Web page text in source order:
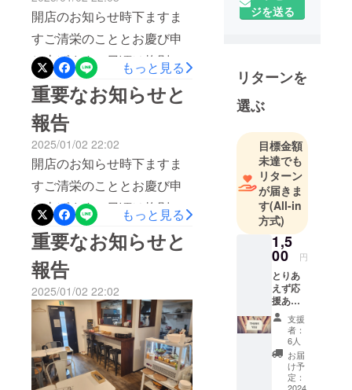
グにご支援して頂いたかた
はもう一度キャンプファイ
ヤーでの内容確認お願いし
ます！皆様にご愛顧いただ
けますよう頑張ってまいり
ます。JR難波付近で犬連れ
オッケーなテラスあり！こ
こで【子供の居場所作り】
子供食堂も開催して行くと
こになりました！ぜひ近く
来た時は寄ってください
ね！って感じで心よりお待
ち申し上げております。ま
ずは略儀ながら書中をもっ
て開店のご挨拶を申し上げ
ます。2025年1月・プレ
オープン5日.7日.9日18時～
グランドオープン
とえに、皆様方のご支援と
お引き立てのおかげと心よ
り厚くお礼申し上げます以
前から進めていた内容など
異なるところがございま
す。クラウドファンディン
グにご支援して頂いたかた
はもう一度キャンプファイ
ヤーでの内容確認お願いし
ます！皆様にご愛顧いただ
けますよう頑張ってまいり
ます。JR難波付近で犬連れ
オッケーなテラスあり！こ
こで【子供の居場所作り】
子供食堂も開催して行くと
こになりました！ぜひ近く
来た時は寄ってください
開店のお知らせ時下ますま
すご清栄のこととお慶び申
し上げます。日頃は格別の
ご愛顧を賜り心より感謝申
し上げます。さて、このた
び、新店舗をオープンする
こととなりましたこれもひ
とえに、皆様方のご支援と
お引き立てのおかげと心よ
り厚くお礼申し上げます以
前から進めていた内容など
異なるところがございま
す。クラウドファンディン
グにご支援して頂いたかた
はもう一度キャンプファイ
ヤーでの内容確認お願いし
ます！皆様にご愛顧いただ
もっと見る
重要なお知らせと
報告
2025/01/02 22:02
開店のお知らせ時下ますま
すご清栄のこととお慶び申
し上げます。日頃は格別の
ご愛顧を賜り心より感謝申
し上げます。さて、このた
び、新店舗をオープンする
こととなりましたこれもひ
とえに、皆様方のご支援と
お引き立てのおかげと心よ
り厚くお礼申し上げます以
前から進めていた内容など
もっと見る
重要なお知らせと
報告
2025/01/02 22:02
頑張ってい
ます。
活動にも前
組んでいま
ジを送る
リターンを
選ぶ
目標金額
未達でも
リターン
が届きま
す(All-in
方式)
1,5
00 円
とりあ
えず応
援あり
がとう
メール
支援
者：
6人
お届
け予
定：